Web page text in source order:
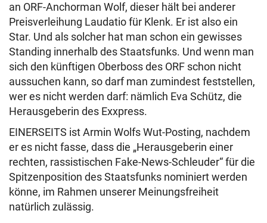
an ORF-Anchorman Wolf, dieser hält bei anderer
Preisverleihung Laudatio für Klenk. Er ist also ein
Star. Und als solcher hat man schon ein gewisses
Standing innerhalb des Staatsfunks. Und wenn man
sich den künftigen Oberboss des ORF schon nicht
aussuchen kann, so darf man zumindest feststellen,
wer es nicht werden darf: nämlich Eva Schütz, die
Herausgeberin des Exxpress.
EINERSEITS ist Armin Wolfs Wut-Posting, nachdem
er es nicht fasse, dass die „Herausgeberin einer
rechten, rassistischen Fake-News-Schleuder“ für die
Spitzenposition des Staatsfunks nominiert werden
könne, im Rahmen unserer Meinungsfreiheit
natürlich zulässig.